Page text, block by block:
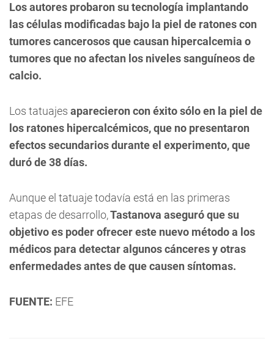
Los autores probaron su tecnología implantando
las células modificadas bajo la piel de ratones con
tumores cancerosos que causan hipercalcemia o
tumores que no afectan los niveles sanguíneos de
calcio.
Los tatuajes aparecieron con éxito sólo en la piel de
los ratones hipercalcémicos, que no presentaron
efectos secundarios durante el experimento, que
duró de 38 días.
Aunque el tatuaje todavía está en las primeras
etapas de desarrollo,Tastanova aseguró que su
objetivo es poder ofrecer este nuevo método a los
médicos para detectar algunos cánceres y otras
enfermedades antes de que causen síntomas.
FUENTE: EFE